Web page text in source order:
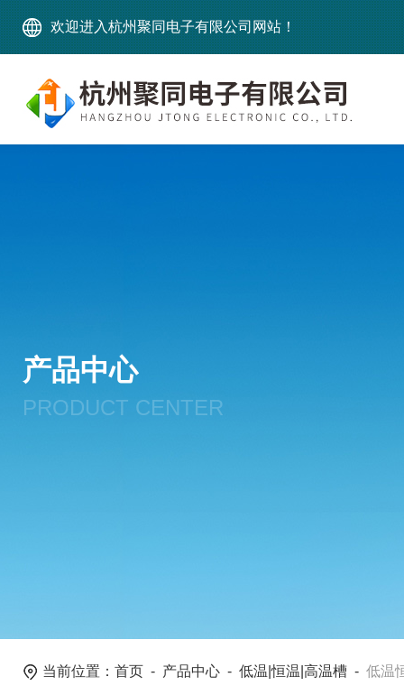
欢迎进入杭州聚同电子有限公司网站！
产品中心
PRODUCT CENTER
当前位置： 首页 - 产品中心 - 低温|恒温|高温槽 - 低温